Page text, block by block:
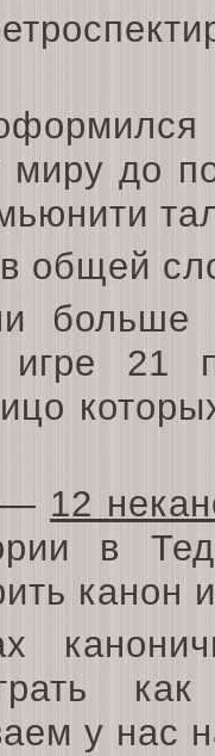
до
общей
больше
21
— 12
в
канон
у нас